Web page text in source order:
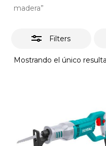
madera”
Filters
Mostrando el único